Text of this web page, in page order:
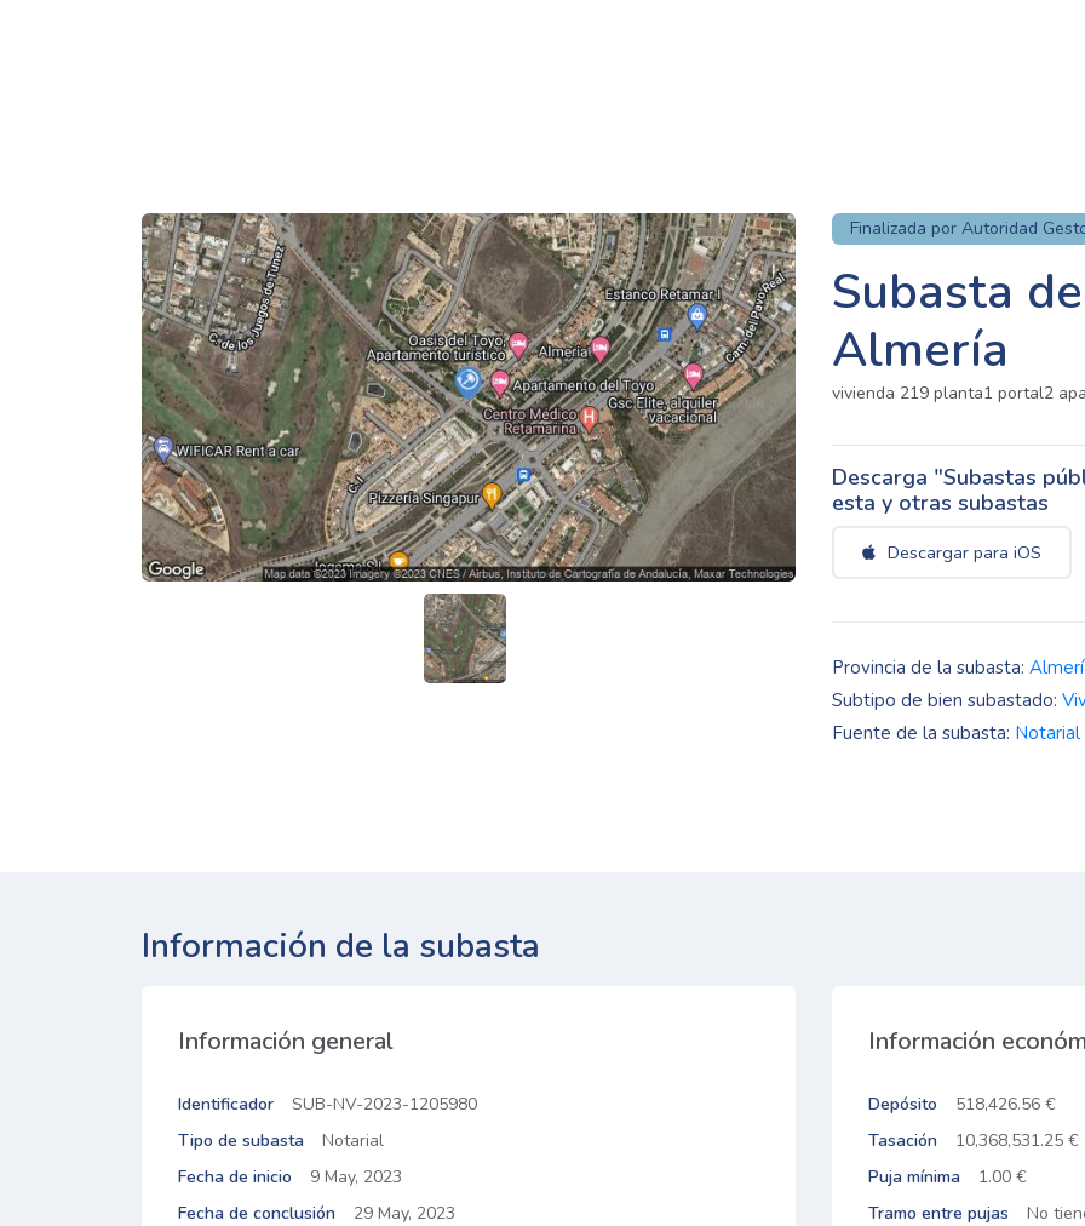
Finalizada por Autoridad
Subasta
Almería
vivienda 219 planta1 portal2
Descarga "Subastas
esta y otras subastas
Descargar para iOS
Provincia de la subasta:
Subtipo de bien subastado:
Fuente de la subasta: Notarial
Información de la subasta
Información general
Identificador
SUB-NV-2023-1205980
Tipo de subasta
Notarial
Fecha de inicio
9 May, 2023
Fecha de conclusión
29 May, 2023
Información
Depósito
518,426.56 €
Tasación
10,368,531.25 €
Puja mínima
1.00 €
Tramo entre pujas
No